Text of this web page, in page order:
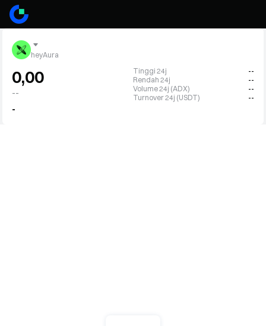
heyAura
0,00
--
-
Tinggi 24j
--
Rendah 24j
--
Volume 24j (ADX)
--
Turnover 24j (USDT)
--